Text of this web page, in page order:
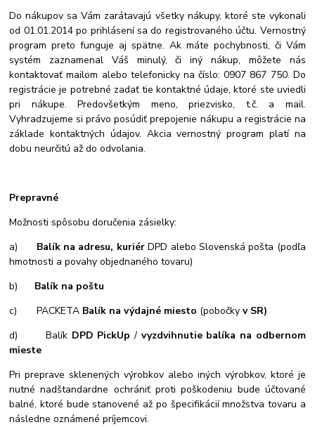
Do nákupov sa Vám zarátavajú všetky nákupy, ktoré ste vykonali
od 01.01.2014 po prihlásení sa do registrovaného účtu. Vernostný
program preto funguje aj spätne. Ak máte pochybnosti, či Vám
systém zaznamenal Váš minulý, či iný nákup, môžete nás
kontaktovať mailom alebo telefonicky na číslo: 0907 867 750. Do
registrácie je potrebné zadať tie kontaktné údaje, ktoré ste uviedli
pri nákupe. Predovšetkým meno, priezvisko, t.č. a mail.
Vyhradzujeme si právo posúdiť prepojenie nákupu a registrácie na
základe kontaktných údajov. Akcia vernostný program platí na
dobu neurčitú až do odvolania.
Prepravné
Možnosti spôsobu doručenia zásielky:
a) Balík na adresu, kuriérDPD alebo Slovenská pošta (podľa
hmotnosti a povahy objednaného tovaru)
b) Balík na poštu
c)PACKETA Balík na výdajné miesto (pobočkyv SR)
d) Balík DPD PickUp / vyzdvihnutie balíka na odbernom
mieste
Pri preprave sklenených výrobkov alebo iných výrobkov, ktoré je
nutné nadštandardne ochrániť proti poškodeniu bude účtované
balné, ktoré bude stanovené až po špecifikácií množstva tovaru a
následne oznámené príjemcovi.